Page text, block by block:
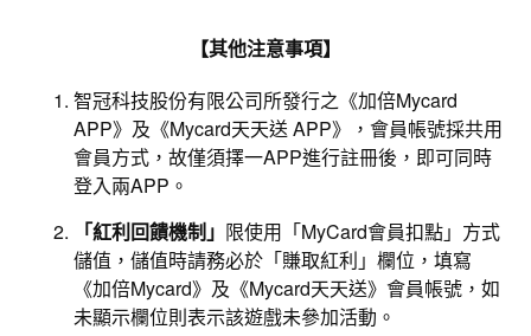
【其他注意事項】
智冠科技股份有限公司所發行之《加倍Mycard
APP》及《Mycard天天送 APP》，會員帳號採共用
會員方式，故僅須擇一APP進行註冊後，即可同時
登入兩APP。
「紅利回饋機制」 限使用「MyCard會員扣點」方式
儲值，儲值時請務必於「賺取紅利」欄位，填寫
《加倍Mycard》及《Mycard天天送》會員帳號，如
未顯示欄位則表示該遊戲未參加活動。